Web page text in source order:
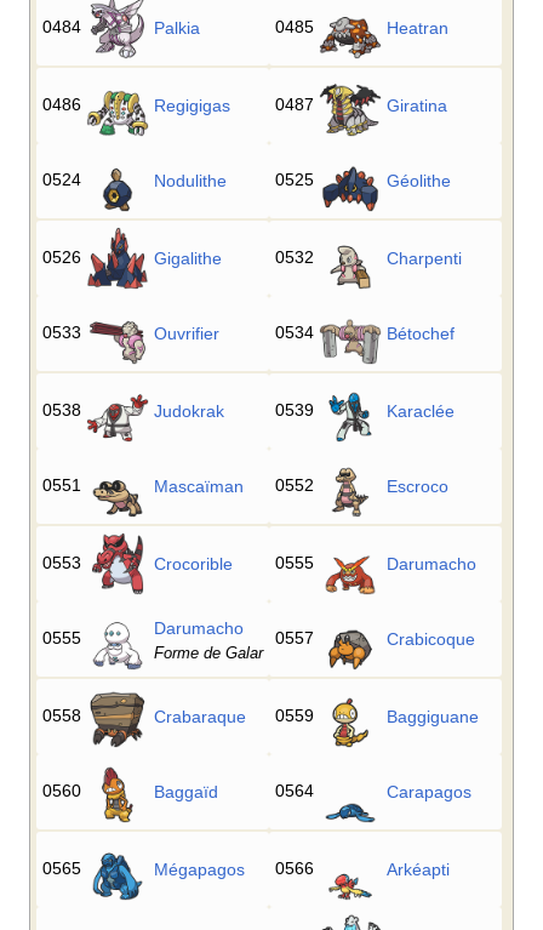
0484 Palkia 0485 Heatran
0486 Regigigas 0487 Giratina
0524 Nodulithe 0525 Géolithe
0526 Gigalithe 0532 Charpenti
0533 Ouvrifier 0534 Bétochef
0538 Judokrak 0539 Karaclée
0551 Mascaïman 0552 Escroco
0553 Crocorible 0555 Darumacho
0555 Darumacho
Forme de Galar
0557 Crabicoque
0558 Crabaraque 0559 Baggiguane
0560 Baggaïd 0564 Carapagos
0565 Mégapagos 0566 Arkéapti